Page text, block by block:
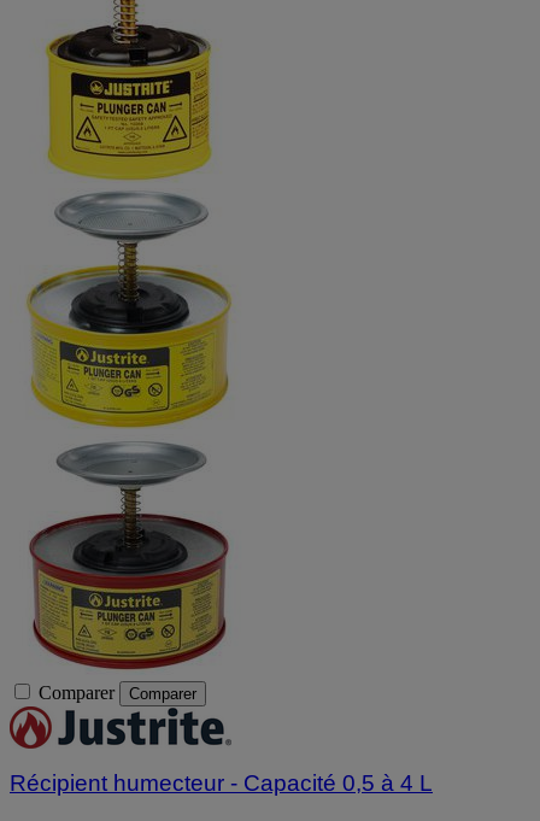
Comparer Comparer
Récipient humecteur - Capacité 0,5 à 4 L